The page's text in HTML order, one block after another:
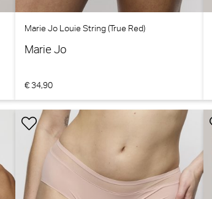
Marie Jo Louie String (True Red)
Marie Jo
€ 34,90